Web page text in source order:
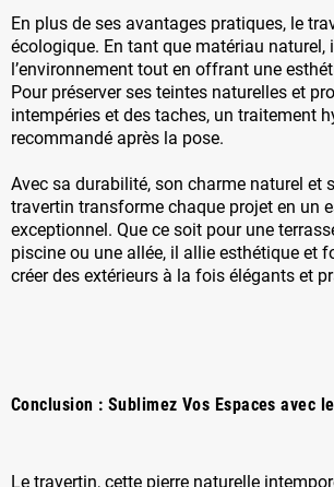
En plus de ses avantages pratiques, le
écologique. En tant que matériau naturel,
l’environnement tout en offrant une
Pour préserver ses teintes naturelles et
intempéries et des taches, un traitement
recommandé après la pose.
Avec sa durabilité, son charme naturel et
travertin transforme chaque projet en un
exceptionnel. Que ce soit pour une
piscine ou une allée, il allie esthétique et
créer des extérieurs à la fois élégants et
Conclusion : Sublimez Vos Espaces avec
Le travertin, cette pierre naturelle